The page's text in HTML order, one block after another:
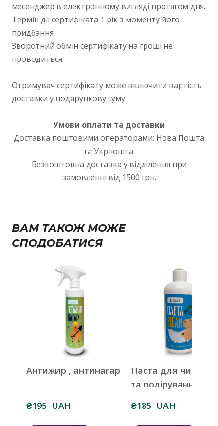
месенджер в електронному вигляді протягом дня.
Термін дії сертифіката 1 рік з моменту його
придбання.
Зворотний обмін сертифікату на гроші не
проводиться.
Отримувач сертифікату може включити вартість
доставки у подарункову суму.
Умови оплати та доставки
Доставка поштовими операторами: Нова Пошта
та Укрпошта.
Безкоштовна доставка у відділення при
замовленні від 1500 грн.
ВАМ ТАКОЖ МОЖЕ
СПОДОБАТИСЯ
Антижир , антинагар
₴195  UAH
Паста для
та полірування
₴185  UAH